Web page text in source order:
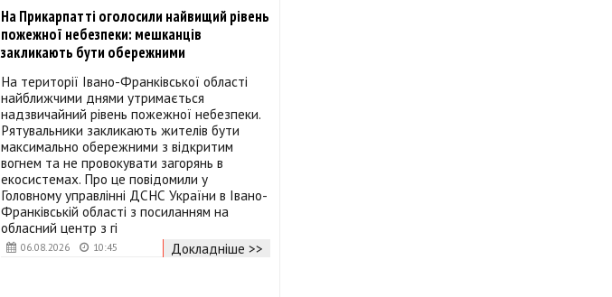
06.08.2026 10:45
На Прикарпатті оголосили найвищий рівень
пожежної небезпеки: мешканців
закликають бути обережними
На території Івано-Франківської області
найближчими днями утримається
надзвичайний рівень пожежної небезпеки.
Рятувальники закликають жителів бути
максимально обережними з відкритим
вогнем та не провокувати загорянь в
екосистемах. Про це повідомили у
Головному управлінні ДСНС України в Івано-
Франківській області з посиланням на
обласний центр з гі
Докладніше >>